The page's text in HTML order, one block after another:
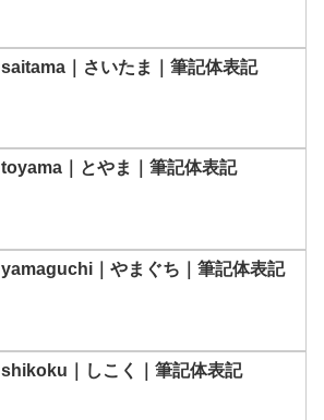
saitama｜さいたま｜筆記体表記
toyama｜とやま｜筆記体表記
yamaguchi｜やまぐち｜筆記体表記
shikoku｜しこく｜筆記体表記